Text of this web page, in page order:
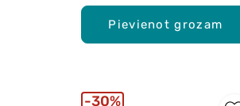
Pievienot grozam
30%